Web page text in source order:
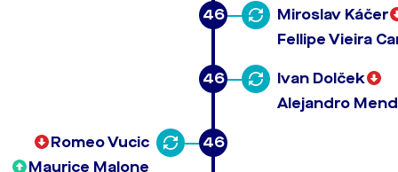
46
Miroslav Káčer
Fellipe Vieira
46
Ivan Dolček
Alejandro
46
Romeo Vucic
Maurice Malone